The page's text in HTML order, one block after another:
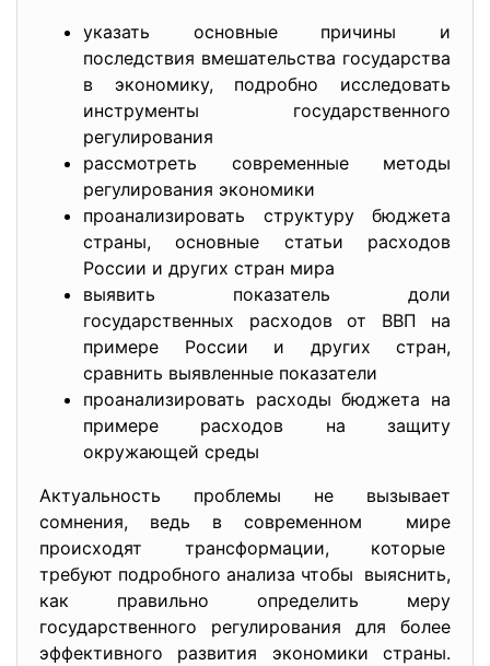
указать основные причины и
последствия вмешательства государства
в экономику, подробно исследовать
инструменты государственного
регулирования
рассмотреть современные методы
регулирования экономики
проанализировать структуру бюджета
страны, основные статьи расходов
России и других стран мира
выявить показатель доли
государственных расходов от ВВП на
примере России и других стран,
сравнить выявленные показатели
проанализировать расходы бюджета на
примере расходов на защиту
окружающей среды
Актуальность проблемы не вызывает
сомнения, ведь в современном мире
происходят трансформации, которые
требуют подробного анализа чтобы выяснить,
как правильно определить меру
государственного регулирования для более
эффективного развития экономики страны.